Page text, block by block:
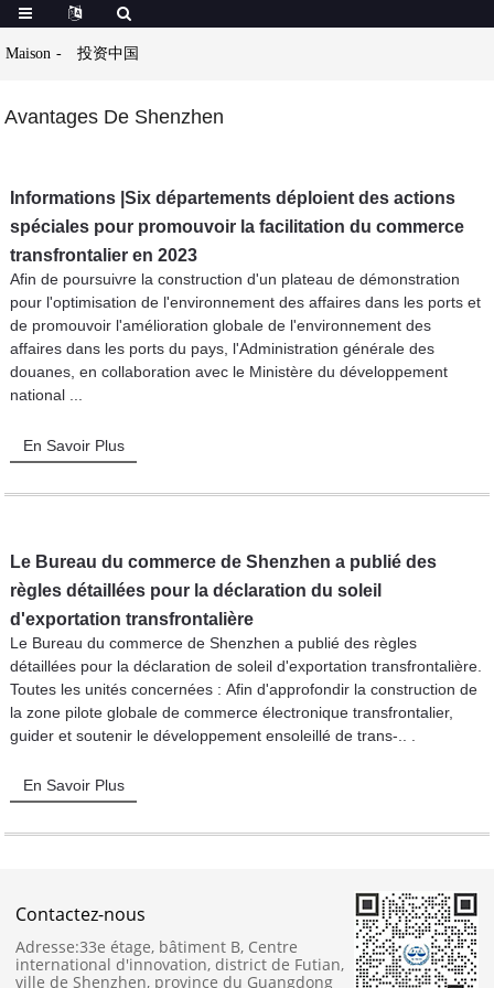
Maison 投资中国
Avantages De Shenzhen
Informations |Six départements déploient des actions
spéciales pour promouvoir la facilitation du commerce
transfrontalier en 2023
Afin de poursuivre la construction d'un plateau de démonstration
pour l'optimisation de l'environnement des affaires dans les ports et
de promouvoir l'amélioration globale de l'environnement des
affaires dans les ports du pays, l'Administration générale des
douanes, en collaboration avec le Ministère du développement
national ...
En Savoir Plus
Le Bureau du commerce de Shenzhen a publié des
règles détaillées pour la déclaration du soleil
d'exportation transfrontalière
Le Bureau du commerce de Shenzhen a publié des règles
détaillées pour la déclaration de soleil d'exportation transfrontalière.
Toutes les unités concernées : Afin d'approfondir la construction de
la zone pilote globale de commerce électronique transfrontalier,
guider et soutenir le développement ensoleillé de trans-.. .
En Savoir Plus
Contactez-nous
Adresse:33e étage, bâtiment B, Centre
international d'innovation, district de Futian,
ville de Shenzhen, province du Guangdong